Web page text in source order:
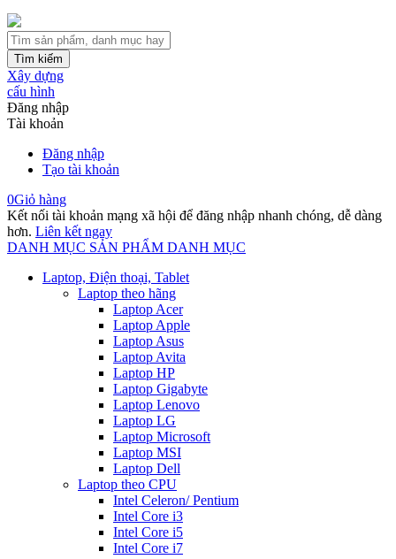
Tìm kiếm
Xây dựng
cấu hình
Đăng nhập
Tài khoản
Đăng nhập
Tạo tài khoản
0Giỏ hàng
Kết nối tài khoản mạng xã hội để đăng nhập nhanh chóng, dễ dàng
hơn. Liên kết ngay
DANH MỤC SẢN PHẨM DANH MỤC
Laptop, Điện thoại, Tablet
Laptop theo hãng
Laptop Acer
Laptop Apple
Laptop Asus
Laptop Avita
Laptop HP
Laptop Gigabyte
Laptop Lenovo
Laptop LG
Laptop Microsoft
Laptop MSI
Laptop Dell
Laptop theo CPU
Intel Celeron/ Pentium
Intel Core i3
Intel Core i5
Intel Core i7